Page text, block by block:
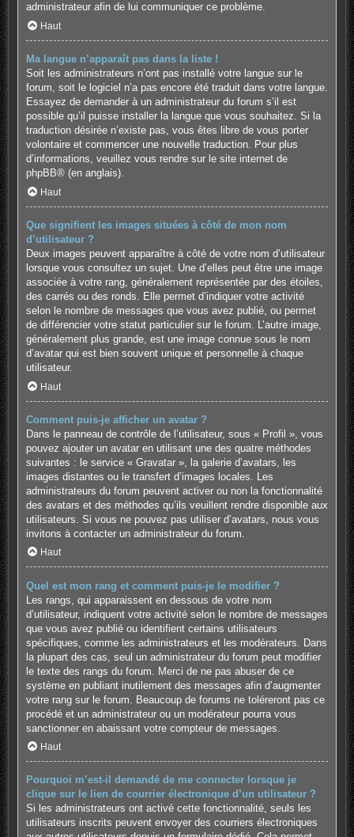
administrateur afin de lui communiquer ce problème.
Haut
Ma langue n’apparaît pas dans la liste !
Soit les administrateurs n’ont pas installé votre langue sur le
forum, soit le logiciel n’a pas encore été traduit dans votre langue.
Essayez de demander à un administrateur du forum s’il est
possible qu’il puisse installer la langue que vous souhaitez. Si la
traduction désirée n’existe pas, vous êtes libre de vous porter
volontaire et commencer une nouvelle traduction. Pour plus
d’informations, veuillez vous rendre sur le site internet de
phpBB® (en anglais).
Haut
Que signifient les images situées à côté de mon nom
d’utilisateur ?
Deux images peuvent apparaître à côté de votre nom d’utilisateur
lorsque vous consultez un sujet. Une d’elles peut être une image
associée à votre rang, généralement représentée par des étoiles,
des carrés ou des ronds. Elle permet d’indiquer votre activité
selon le nombre de messages que vous avez publié, ou permet
de différencier votre statut particulier sur le forum. L’autre image,
généralement plus grande, est une image connue sous le nom
d’avatar qui est bien souvent unique et personnelle à chaque
utilisateur.
Haut
Comment puis-je afficher un avatar ?
Dans le panneau de contrôle de l’utilisateur, sous « Profil », vous
pouvez ajouter un avatar en utilisant une des quatre méthodes
suivantes : le service « Gravatar », la galerie d’avatars, les
images distantes ou le transfert d’images locales. Les
administrateurs du forum peuvent activer ou non la fonctionnalité
des avatars et des méthodes qu’ils veuillent rendre disponible aux
utilisateurs. Si vous ne pouvez pas utiliser d’avatars, nous vous
invitons à contacter un administrateur du forum.
Haut
Quel est mon rang et comment puis-je le modifier ?
Les rangs, qui apparaissent en dessous de votre nom
d’utilisateur, indiquent votre activité selon le nombre de messages
que vous avez publié ou identifient certains utilisateurs
spécifiques, comme les administrateurs et les modérateurs. Dans
la plupart des cas, seul un administrateur du forum peut modifier
le texte des rangs du forum. Merci de ne pas abuser de ce
système en publiant inutilement des messages afin d’augmenter
votre rang sur le forum. Beaucoup de forums ne toléreront pas ce
procédé et un administrateur ou un modérateur pourra vous
sanctionner en abaissant votre compteur de messages.
Haut
Pourquoi m’est-il demandé de me connecter lorsque je
clique sur le lien de courrier électronique d’un utilisateur ?
Si les administrateurs ont activé cette fonctionnalité, seuls les
utilisateurs inscrits peuvent envoyer des courriers électroniques